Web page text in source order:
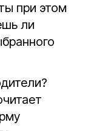
при этом
ли